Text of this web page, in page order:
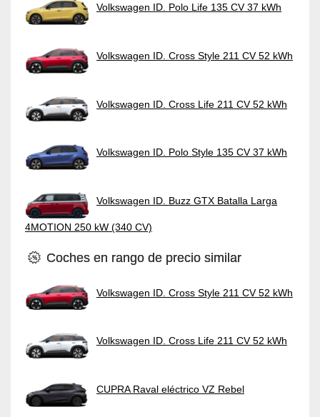
Volkswagen ID. Polo Life 135 CV 37 kWh
Volkswagen ID. Cross Style 211 CV 52 kWh
Volkswagen ID. Cross Life 211 CV 52 kWh
Volkswagen ID. Polo Style 135 CV 37 kWh
Volkswagen ID. Buzz GTX Batalla Larga
4MOTION 250 kW (340 CV)
Coches en rango de precio similar
Volkswagen ID. Cross Style 211 CV 52 kWh
Volkswagen ID. Cross Life 211 CV 52 kWh
CUPRA Raval eléctrico VZ Rebel